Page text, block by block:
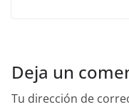
Deja un
Tu dirección de